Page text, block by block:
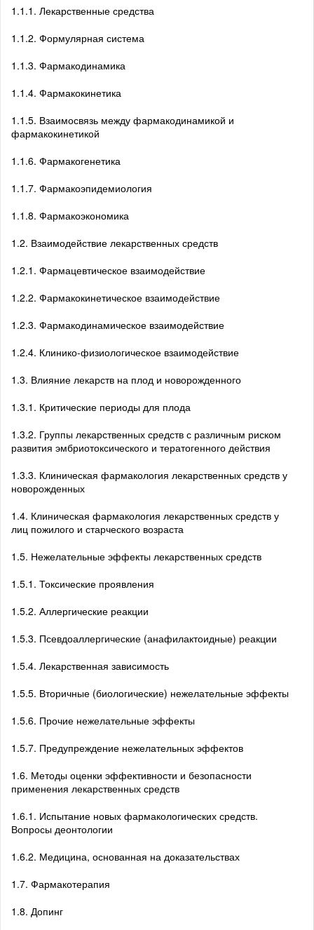
1.1.1. Лекарственные средства
1.1.2. Формулярная система
1.1.3. Фармакодинамика
1.1.4. Фармакокинетика
1.1.5. Взаимосвязь между фармакодинамикой и
фармакокинетикой
1.1.6. Фармакогенетика
1.1.7. Фармакоэпидемиология
1.1.8. Фармакоэкономика
1.2. Взаимодействие лекарственных средств
1.2.1. Фармацевтическое взаимодействие
1.2.2. Фармакокинетическое взаимодействие
1.2.3. Фармакодинамическое взаимодействие
1.2.4. Клинико-физиологическое взаимодействие
1.3. Влияние лекарств на плод и новорожденного
1.3.1. Критические периоды для плода
1.3.2. Группы лекарственных средств с различным риском
развития эмбриотоксического и тератогенного действия
1.3.3. Клиническая фармакология лекарственных средств у
новорожденных
1.4. Клиническая фармакология лекарственных средств у
лиц пожилого и старческого возраста
1.5. Нежелательные эффекты лекарственных средств
1.5.1. Токсические проявления
1.5.2. Аллергические реакции
1.5.3. Псевдоаллергические (анафилактоидные) реакции
1.5.4. Лекарственная зависимость
1.5.5. Вторичные (биологические) нежелательные эффекты
1.5.6. Прочие нежелательные эффекты
1.5.7. Предупреждение нежелательных эффектов
1.6. Методы оценки эффективности и безопасности
применения лекарственных средств
1.6.1. Испытание новых фармакологических средств.
Вопросы деонтологии
1.6.2. Медицина, основанная на доказательствах
1.7. Фармакотерапия
1.8. Допинг